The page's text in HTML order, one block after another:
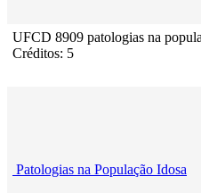
UFCD 8909 patologias na
Créditos: 5
Patologias na População Idosa